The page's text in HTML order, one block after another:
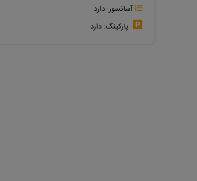
آسانسور: دارد
پارکینگ: دارد